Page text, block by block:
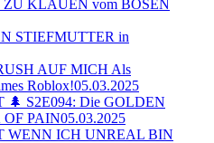
KLAUEN vom BÖSEN
STIEFMUTTER in
AUF MICH Als
Roblox!05.03.2025
🌲 S2E094: Die GOLDEN
OF PAIN05.03.2025
WENN ICH UNREAL BIN